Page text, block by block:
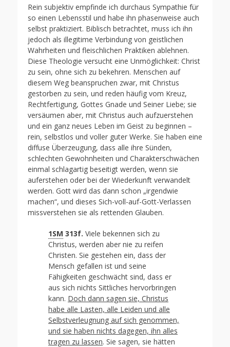
Rein subjektiv empfinde ich durchaus Sympathie für
so einen Lebensstil und habe ihn phasenweise auch
selbst praktiziert. Biblisch betrachtet, muss ich ihn
jedoch als illegitime Verbindung von geistlichen
Wahrheiten und fleischlichen Praktiken ablehnen.
Diese Theologie versucht eine Unmöglichkeit: Christ
zu sein, ohne sich zu bekehren. Menschen auf
diesem Weg beanspruchen zwar, mit Christus
gestorben zu sein, und reden häufig vom Kreuz,
Rechtfertigung, Gottes Gnade und Seiner Liebe; sie
versäumen aber, mit Christus auch aufzuerstehen
und ein ganz neues Leben im Geist zu beginnen –
rein, selbstlos und voller guter Werke. Sie haben eine
diffuse Überzeugung, dass alle ihre Sünden,
schlechten Gewohnheiten und Charakterschwächen
einmal schlagartig beseitigt werden, wenn sie
auferstehen oder bei der Wiederkunft verwandelt
werden. Gott wird das dann schon „irgendwie
machen“, und dieses Sich-voll-auf-Gott-Verlassen
missverstehen sie als rettenden Glauben.
1SM 313f. Viele bekennen sich zu
Christus, werden aber nie zu reifen
Christen. Sie gestehen ein, dass der
Mensch gefallen ist und seine
Fähigkeiten geschwächt sind, dass er
aus sich nichts Sittliches hervorbringen
kann. Doch dann sagen sie, Christus
habe alle Lasten, alle Leiden und alle
Selbstverleugnung auf sich genommen,
und sie haben nichts dagegen, ihn alles
tragen zu lassen. Sie sagen, sie hätten